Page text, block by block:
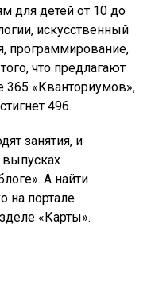
для детей от 10 до
искусственный
программирование,
что предлагают
365 «Кванториумов»,
496.
занятия, и
А найти
на портале
«Карты».